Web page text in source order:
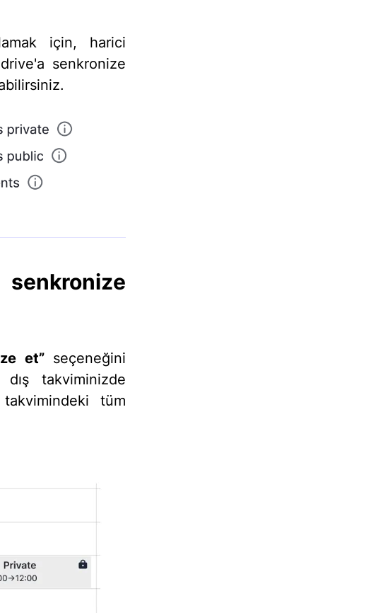
için, harici
senkronize
et”seçeneğini
takviminizde
tüm